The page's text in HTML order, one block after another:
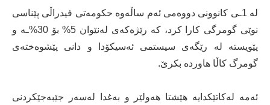
لە 1ـی کانوونی دووەمی ئەم ساڵەوە حکومەتی فیدراڵی پێناسی
نوێی گومرگی کارا کرد، کە رێژەکەی لەنێوان 5% بۆ 30%ـە و
پێویستە لە رێگەی سیستمی ئەسیکۆدا و دانی پێشوەختەی
گومرگ کاڵا هاوردە بکرێ.
ئەمە لەکاتێکدایە هێشتا هەولێر و بەغدا لەسەر جێبەجێکردنی